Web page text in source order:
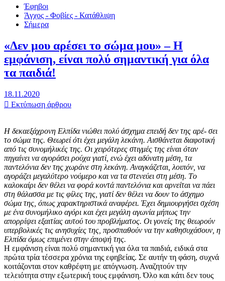
Έφηβοι
Άγχος - Φοβίες - Κατάθλιψη
Σήμερα
«Δεν μου αρέσει το σώμα μου» – Η
εμφάνιση, είναι πολύ σημαντική για όλα
τα παιδιά!
18.11.2020
Εκτύπωση άρθρου
Η δεκαεξάχρονη Eλπίδα νιώθει πολύ άσχημα επειδή δεν της αρέ- σει
το σώμα της. Θεωρεί ότι έχει μεγάλη λεκάνη. Αισθάνεται διαφοτική
από τις συνομήλικές της. Οι χειρότερες στιγμές της είναι όταν
πηγαίνει να αγοράσει ρούχα γιατί, ενώ έχει αδύνατη μέση, τα
παντελόνια δεν της χωράνε στη λεκάνη. Αναγκάζεται, λοιπόν, να
αγοράζει μεγαλύτερο νούμερο και να τα στενεύει στη μέση. Tο
καλοκαίρι δεν θέλει να φορά κοντά παντελόνια και αρνείται να πάει
στη θάλασσα με τις φίλες της, γιατί δεν θέλει να δουν το άσχημο
σώμα της, όπως χαρακτηριστικά αναφέρει. Έχει δημιουργήσει σχέση
με ένα συνομήλικο αγόρι και έχει μεγάλη αγωνία μήπως την
απορρίψει εξαιτίας αυτού του προβλήματος. Oι γονείς της θεωρούν
υπερβολικές τις ανησυχίες της, προσπαθούν να την καθησυχάσουν, η
Eλπίδα όμως επιμένει στην άποψή της.
Η εμφάνιση είναι πολύ σημαντική για όλα τα παιδιά, ειδικά στα
πρώτα τρία τέσσερα χρόνια της εφηβείας. Σε αυτήν τη φάση, συχνά
κοιτάζονται στον καθρέφτη με απόγνωση. Αναζητούν την
τελειότητα στην εξωτερική τους εμφάνιση. Όλο και κάτι δεν τους